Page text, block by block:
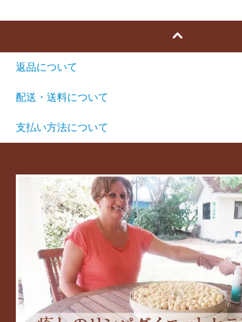
返品について
配送・送料について
支払い方法について